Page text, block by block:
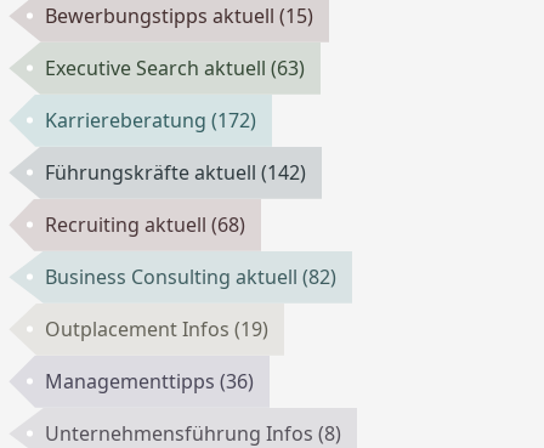
Bewerbungstipps aktuell(15)
Executive Search aktuell(63)
Karriereberatung(172)
Führungskräfte aktuell(142)
Recruiting aktuell(68)
Business Consulting aktuell(82)
Outplacement Infos(19)
Managementtipps(36)
Unternehmensführung Infos(8)